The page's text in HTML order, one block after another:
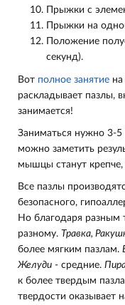
Прыжки с
Прыжки на
Положение
секунд).
Вот полное занятие
раскладывает пазлы,
занимается!
Заниматься нужно 3-5
можно заметить
мышцы станут крепче,
Все пазлы
безопасного,
Но благодаря
разному. Травка,
более мягким пазлам.
Желуди - средние.
к более твердым
твердости оказывает